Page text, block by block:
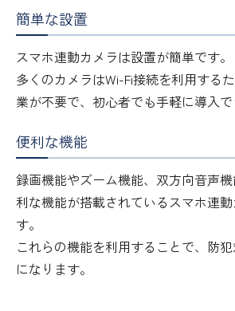
簡単な設置
スマホ連動カメラは設置が簡単です。
多くのカメラはWi-Fi接続を利用する
業が不要で、初心者でも手軽に導入で
便利な機能
録画機能やズーム機能、双方向音声
利な機能が搭載されているスマホ連
す。
これらの機能を利用することで、防
になります。